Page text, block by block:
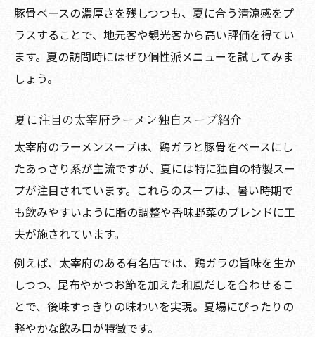
豚骨ベースの濃厚さを残しつつも、夏に合う清涼感をプ
ラスすることで、地元客や観光客から高い評価を得てい
ます。夏の訪問時にはぜひ個性派メニューを試してみま
しょう。
夏に注目の太宰府ラーメン独自スープ紹介
太宰府のラーメンスープは、鶏ガラと豚骨をベースにし
たあっさり系が主流ですが、夏には特に独自の特製スー
プが注目されています。これらのスープは、暑い時期で
も飲みやすいように脂の調整や香味野菜のブレンドに工
夫が施されています。
例えば、太宰府のある有名店では、鶏ガラの旨味を生か
しつつ、昆布やかつお節を加えた和風だしを合わせるこ
とで、後味すっきりの味わいを実現。夏場にぴったりの
軽やかな飲み口が特徴です。